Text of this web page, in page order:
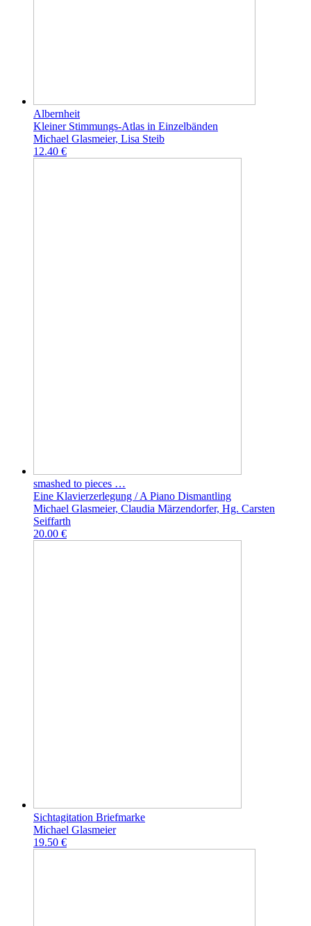
Albernheit
Kleiner Stimmungs-Atlas in Einzelbänden
Michael Glasmeier, Lisa Steib
12.40 €
smashed to pieces …
Eine Klavierzerlegung / A Piano Dismantling
Michael Glasmeier, Claudia Märzendorfer, Hg. Carsten
Seiffarth
20.00 €
Sichtagitation Briefmarke
Michael Glasmeier
19.50 €